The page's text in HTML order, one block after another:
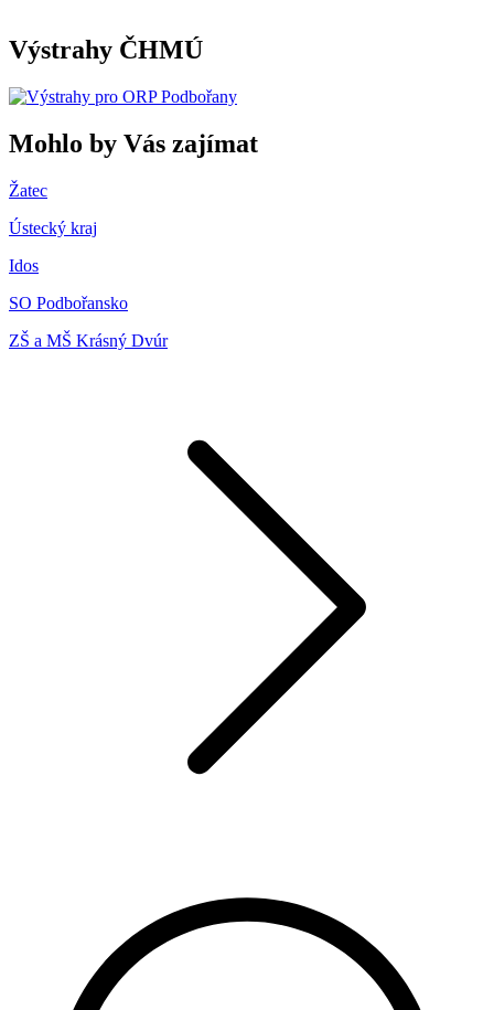
Výstrahy ČHMÚ
Mohlo by Vás zajímat
Žatec
Ústecký kraj
Idos
SO Podbořansko
ZŠ a MŠ Krásný Dvúr